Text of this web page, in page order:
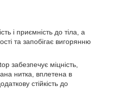
і приємність до тіла, а
та запобігає вигорянню
забезпечує міцність,
нитка, вплетена в
стійкість до